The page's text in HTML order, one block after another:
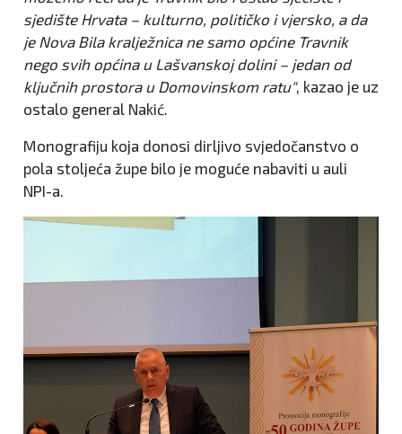
sjedište Hrvata – kulturno, političko i vjersko, a da
je Nova Bila kralježnica ne samo općine Travnik
nego svih općina u Lašvanskoj dolini – jedan od
ključnih prostora u Domovinskom ratu", kazao je uz
ostalo general Nakić.
Monografiju koja donosi dirljivo svjedočanstvo o
pola stoljeća župe bilo je moguće nabaviti u auli
NPI-a.